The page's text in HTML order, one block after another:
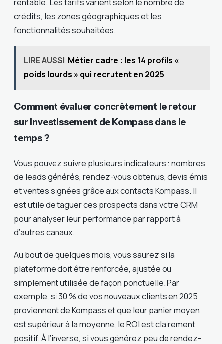
rentable. Les tarifs varient selon le nombre de
crédits, les zones géographiques et les
fonctionnalités souhaitées.
LIRE AUSSI Métier cadre : les 14 profils «
poids lourds » qui recrutent en 2025
Comment évaluer concrètement le retour
sur investissement de Kompass dans le
temps ?
Vous pouvez suivre plusieurs indicateurs : nombres
de leads générés, rendez-vous obtenus, devis émis
et ventes signées grâce aux contacts Kompass. Il
est utile de taguer ces prospects dans votre CRM
pour analyser leur performance par rapport à
d’autres canaux.
Au bout de quelques mois, vous saurez si la
plateforme doit être renforcée, ajustée ou
simplement utilisée de façon ponctuelle. Par
exemple, si 30 % de vos nouveaux clients en 2025
proviennent de Kompass et que leur panier moyen
est supérieur à la moyenne, le ROI est clairement
positif. À l’inverse, si vous générez peu de rendez-